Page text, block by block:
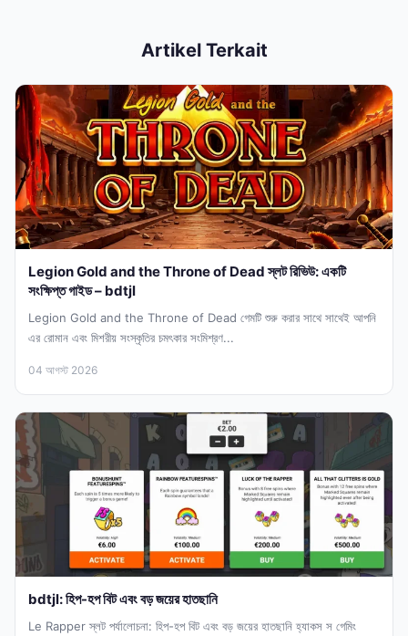
Artikel Terkait
Legion Gold and the Throne of Dead স্লট রিভিউ: একটি
সংক্ষিপ্ত গাইড – bdtjl
Legion Gold and the Throne of Dead গেমটি শুরু করার সাথে সাথেই আপনি
এর রোমান এবং মিশরীয় সংস্কৃতির চমৎকার সংমিশ্রণ...
04 আগস্ট 2026
bdtjl: হিপ-হপ বিট এবং বড় জয়ের হাতছানি
Le Rapper স্লট পর্যালোচনা: হিপ-হপ বিট এবং বড় জয়ের হাতছানি হ্যাকস স গেমিং